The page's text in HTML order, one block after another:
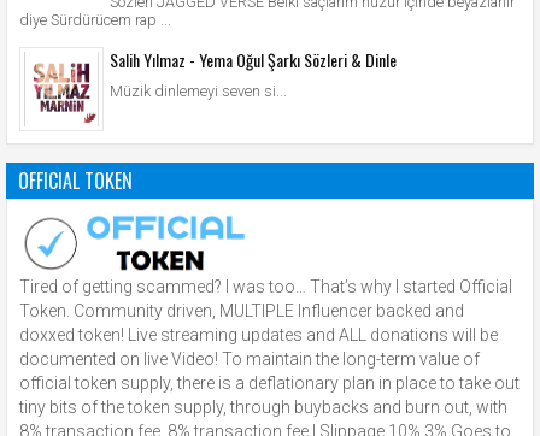
diye Sürdürücem rap ...
Salih Yılmaz - Yema Oğul Şarkı Sözleri & Dinle
Müzik dinlemeyi seven si...
OFFICIAL TOKEN
Tired of getting scammed? I was too… That’s why I started Official
Token. Community driven, MULTIPLE Influencer backed and
doxxed token! Live streaming updates and ALL donations will be
documented on live Video! To maintain the long-term value of
official token supply, there is a deflationary plan in place to take out
tiny bits of the token supply, through buybacks and burn out, with
8% transaction fee. 8% transaction fee | Slippage 10% 3% Goes to